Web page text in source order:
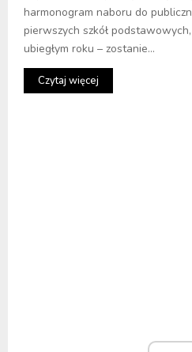
harmonogram naboru do
pierwszych szkół
ubiegłym roku – zostanie...
Czytaj więcej